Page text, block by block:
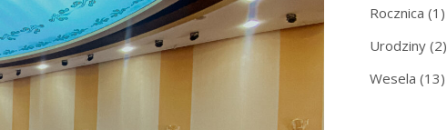
Rocznica (1)
Urodziny(2)
Wesela (13)